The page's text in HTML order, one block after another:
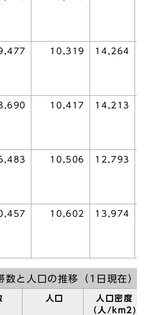
10,319 14,264
10,417 14,213
10,506 12,793
10,602 13,974
数と人口の推移（1日現在）
人口
人口密度
（人/km2)